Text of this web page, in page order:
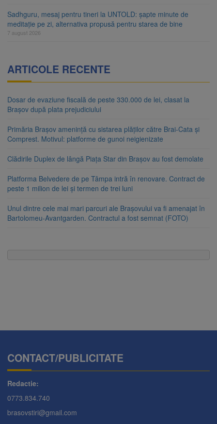
Sadhguru, mesaj pentru tineri la UNTOLD: șapte minute de
meditație pe zi, alternativa propusă pentru starea de bine
7 august 2026
ARTICOLE RECENTE
Dosar de evaziune fiscală de peste 330.000 de lei, clasat la
Brașov după plata prejudiciului
Primăria Brașov amenință cu sistarea plăților către Brai-Cata și
Comprest. Motivul: platforme de gunoi neigienizate
Clădirile Duplex de lângă Piața Star din Brașov au fost demolate
Platforma Belvedere de pe Tâmpa intră în renovare. Contract de
peste 1 milion de lei și termen de trei luni
Unul dintre cele mai mari parcuri ale Brașovului va fi amenajat în
Bartolomeu-Avantgarden. Contractul a fost semnat (FOTO)
CONTACT/PUBLICITATE
Redactie:
0773.834.740
brasovstiri@gmail.com